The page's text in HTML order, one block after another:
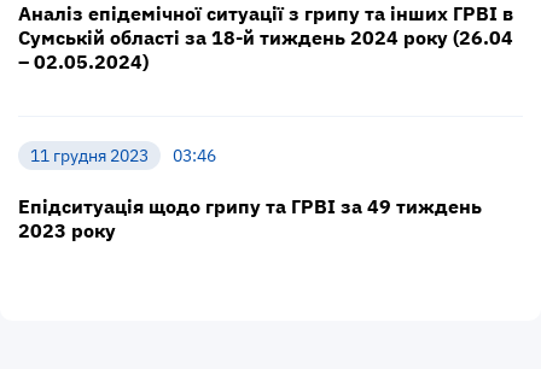
Аналіз епідемічної ситуації з грипу та інших ГРВІ в
Сумській області за 18-й тиждень 2024 року (26.04
– 02.05.2024)
11 грудня 2023 03:46
Епідситуація щодо грипу та ГРВІ за 49 тиждень
2023 року